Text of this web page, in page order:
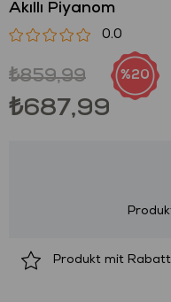
Akıllı Piyanom
0.0
₺859,99
₺687,99
20
Produkt mit Rabatt